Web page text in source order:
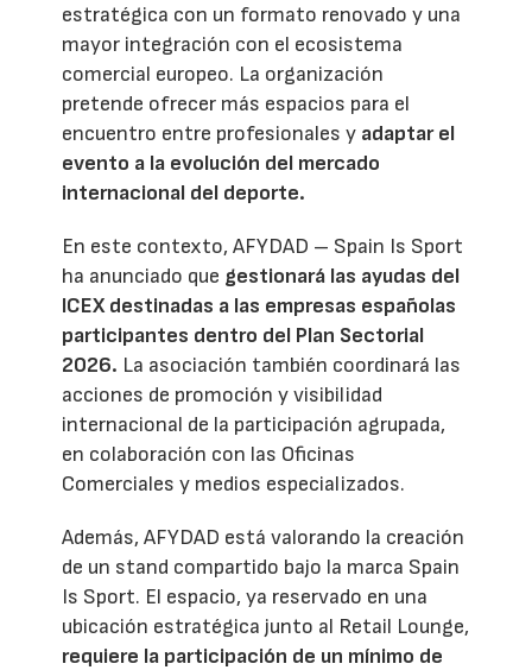
estratégica con un formato renovado y una
mayor integración con el ecosistema
comercial europeo. La organización
pretende ofrecer más espacios para el
encuentro entre profesionales y adaptar el
evento a la evolución del mercado
internacional del deporte.
En este contexto, AFYDAD – Spain Is Sport
ha anunciado que gestionará las ayudas del
ICEX destinadas a las empresas españolas
participantes dentro del Plan Sectorial
2026. La asociación también coordinará las
acciones de promoción y visibilidad
internacional de la participación agrupada,
en colaboración con las Oficinas
Comerciales y medios especializados.
Además, AFYDAD está valorando la creación
de un stand compartido bajo la marca Spain
Is Sport. El espacio, ya reservado en una
ubicación estratégica junto al Retail Lounge,
requiere la participación de un mínimo de